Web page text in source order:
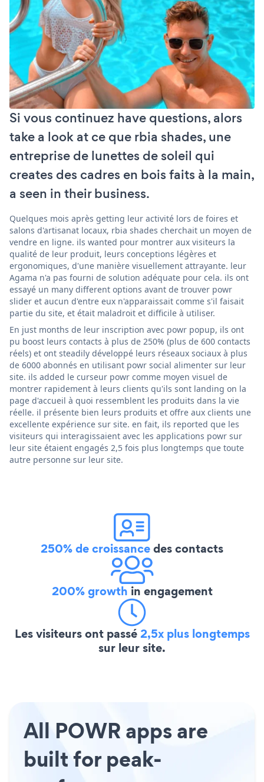
Si vous continuez have questions, alors
take a look at ce que rbia shades, une
entreprise de lunettes de soleil qui
creates des cadres en bois faits à la main,
a seen in their business.
Quelques mois après getting leur activité lors de foires et
salons d'artisanat locaux, rbia shades cherchait un moyen de
vendre en ligne. ils wanted pour montrer aux visiteurs la
qualité de leur produit, leurs conceptions légères et
ergonomiques, d'une manière visuellement attrayante. leur
Agama n'a pas fourni de solution adéquate pour cela. ils ont
essayé un many different options avant de trouver powr
slider et aucun d'entre eux n'apparaissait comme s'il faisait
partie du site, et était maladroit et difficile à utiliser.
En just months de leur inscription avec powr popup, ils ont
pu boost leurs contacts à plus de 250% (plus de 600 contacts
réels) et ont steadily développé leurs réseaux sociaux à plus
de 6000 abonnés en utilisant powr social alimenter sur leur
site. ils added le curseur powr comme moyen visuel de
montrer rapidement à leurs clients qu'ils sont landing on la
page d'accueil à quoi ressemblent les produits dans la vie
réelle. il présente bien leurs produits et offre aux clients une
excellente expérience sur site. en fait, ils reported que les
visiteurs qui interagissaient avec les applications powr sur
leur site étaient engagés 2,5 fois plus longtemps que toute
autre personne sur leur site.
250% de croissancedes contacts
200% growth in engagement
Les visiteurs ont passé2,5x plus longtemps
sur leur site.
All POWR apps are
built for peak-